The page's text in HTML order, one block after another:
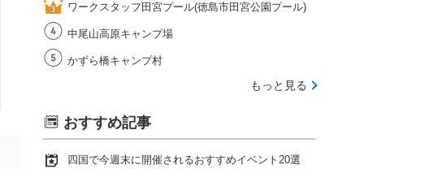
ワークスタッフ田宮プール(徳島市田宮公園プール)
中尾山高原キャンプ場
かずら橋キャンプ村
もっと見る
おすすめ記事
四国で今週末に開催されるおすすめイベント20選